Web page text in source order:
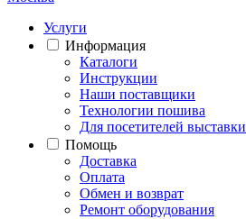
Услуги
Информация
Каталоги
Инструкции
Наши поставщики
Технологии пошива
Для посетителей выставки
Помощь
Доставка
Оплата
Обмен и возврат
Ремонт оборудования